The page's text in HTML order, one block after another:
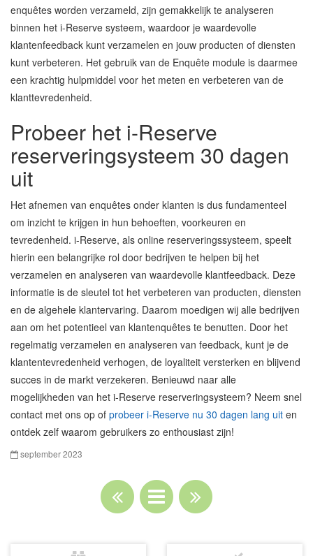
enquêtes worden verzameld, zijn gemakkelijk te analyseren
binnen het i-Reserve systeem, waardoor je waardevolle
klantenfeedback kunt verzamelen en jouw producten of diensten
kunt verbeteren. Het gebruik van de Enquête module is daarmee
een krachtig hulpmiddel voor het meten en verbeteren van de
klanttevredenheid.
Probeer het i-Reserve
reserveringsysteem 30 dagen
uit
Het afnemen van enquêtes onder klanten is dus fundamenteel
om inzicht te krijgen in hun behoeften, voorkeuren en
tevredenheid. i-Reserve, als online reserveringssysteem, speelt
hierin een belangrijke rol door bedrijven te helpen bij het
verzamelen en analyseren van waardevolle klantfeedback. Deze
informatie is de sleutel tot het verbeteren van producten, diensten
en de algehele klantervaring. Daarom moedigen wij alle bedrijven
aan om het potentieel van klantenquêtes te benutten. Door het
regelmatig verzamelen en analyseren van feedback, kunt je de
klantentevredenheid verhogen, de loyaliteit versterken en blijvend
succes in de markt verzekeren. Benieuwd naar alle
mogelijkheden van het i-Reserve reserveringsysteem? Neem snel
contact met ons op of probeer i-Reserve nu 30 dagen lang uit en
ontdek zelf waarom gebruikers zo enthousiast zijn!
september 2023